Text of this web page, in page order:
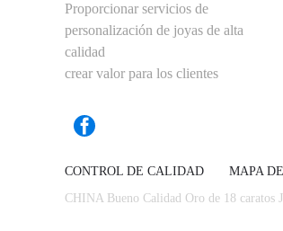
Proporcionar servicios de
personalización de joyas de alta
calidad
crear valor para los clientes
CONTROL DE CALIDAD MAPA
CHINA Bueno Calidad Oro de 18